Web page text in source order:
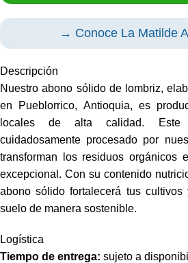
→ Conoce La Matilde
Descripción
Nuestro abono sólido de lombriz,
en Pueblorrico, Antioquia, es
locales de alta calidad. Este
cuidadosamente procesado por
transforman los residuos orgánicos
excepcional. Con su contenido
abono sólido fortalecerá tus
suelo de manera sostenible.
Logística
Tiempo de entrega: sujeto a